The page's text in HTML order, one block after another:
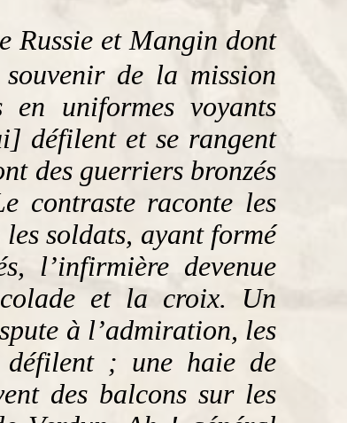
Russie et Mangin dont
de la mission
uniformes voyants
défilent et se rangent
des guerriers bronzés
contraste raconte les
soldats, ayant formé
l’infirmière devenue
et la croix. Un
à l’admiration, les
défilent ; une haie de
des balcons sur les